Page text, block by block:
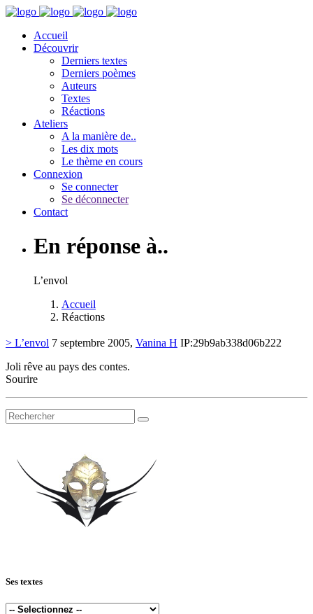
Accueil
Découvrir
Derniers textes
Derniers poèmes
Auteurs
Textes
Réactions
Ateliers
A la manière de..
Les dix mots
Le thème en cours
Connexion
Se connecter
Se déconnecter
Contact
En réponse à..
L’envol
Accueil
Réactions
> L’envol 7 septembre 2005, Vanina H IP:29b9ab338d06b222
Joli rêve au pays des contes.
Sourire
Ses textes